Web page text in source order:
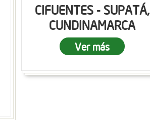
CIFUENTES - SUPATÁ,
CUNDINAMARCA
Ver más